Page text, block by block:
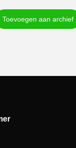
Toevoegen aan archief